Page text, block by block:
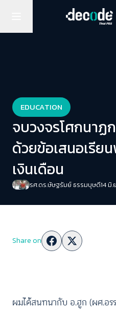
EDUCATION
จบวงจรโศกนาฏ
ด้วยข้อเสนอเรีย
เงินเดือน
รศ.ดร.ษัษฐรัมย์ ธรรมบุษดี14 มิ
Share on
ผมได้สนทนากับ อ.ฮูก (ผศ.อ